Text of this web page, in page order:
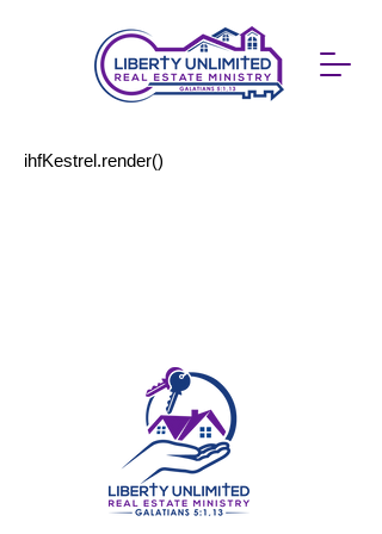
ihfKestrel.render()